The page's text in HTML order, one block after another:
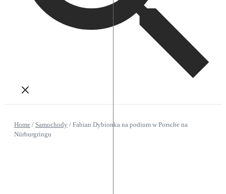
Home / Samochody / Fabian Dybionka na podium w Porsche na
Nürburgringu